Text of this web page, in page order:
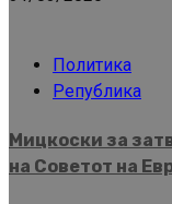
Политика
Република
Мицкоски за
на Советот на